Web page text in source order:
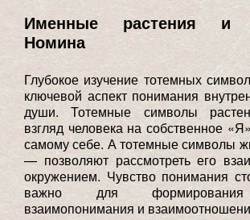
Именные растения и
Номина
Глубокое изучение тотемных
ключевой аспект понимания
души. Тотемные символы
взгляд человека на собственное
самому себе. А тотемные символы
— позволяют рассмотреть его
окружением. Чувство понимания
важно для
взаимопонимания и